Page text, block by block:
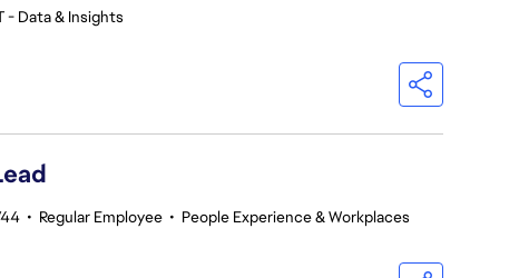
- Data & Insights
• Regular Employee • People Experience & Workplaces